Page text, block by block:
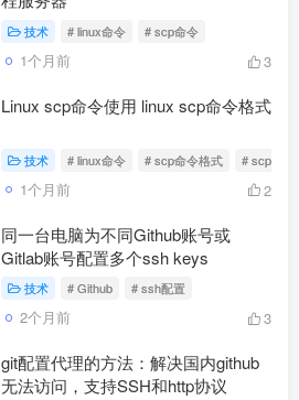
技术 # linux命令 # scp命令
1个月前 3
Linux scp命令使用 linux scp命令格式
技术 # linux命令 # scp命令格式 # scp命令
1个月前 2
同一台电脑为不同Github账号或
Gitlab账号配置多个ssh keys
技术 # Github # ssh配置
2个月前 3
git配置代理的方法：解决国内github
无法访问，支持SSH和http协议